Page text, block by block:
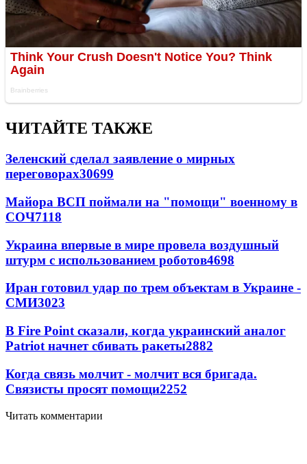
ЧИТАЙТЕ ТАКЖЕ
Зеленский сделал заявление о мирных
переговорах30699
Майора ВСП поймали на "помощи" военному в
СОЧ7118
Украина впервые в мире провела воздушный
штурм с использованием роботов4698
Иран готовил удар по трем объектам в Украине -
СМИ3023
В Fire Point сказали, когда украинский аналог
Patriot начнет сбивать ракеты2882
Когда связь молчит - молчит вся бригада.
Связисты просят помощи2252
Читать комментарии